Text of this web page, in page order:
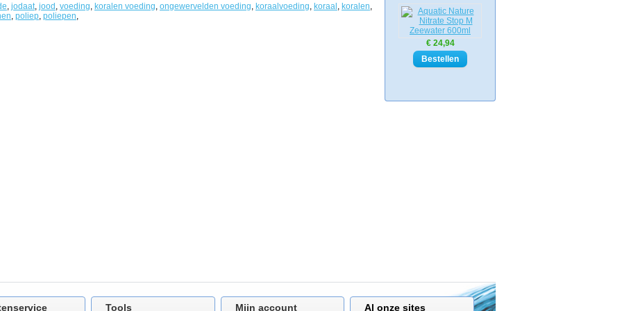
€ 24,94
, jodaat, jood , voeding, koralen voeding, ongewervelden voeding, koraalvoeding, koraal , koralen,
, poliep, poliepen,
Tools Mijn account Al onze sites